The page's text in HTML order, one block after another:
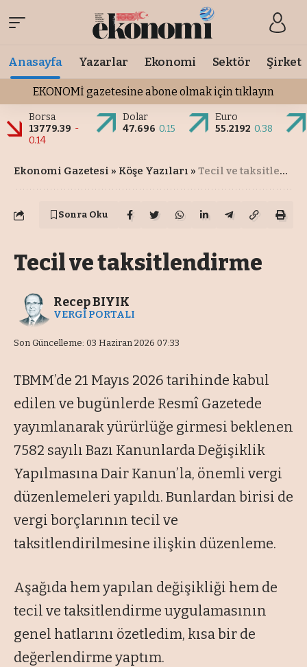
Anasayfa Yazarlar Ekonomi Sektör Şirket
EKONOMİ gazetesine abone olmak için tıklayın
Borsa
13779.39 -
0.14
Dolar
47.696 0.15
Euro
55.2192 0.38
Ekonomi Gazetesi » Köşe Yazıları » Tecil ve taksitlendirme
Sonra Oku
Tecil ve taksitlendirme
Son Güncelleme: 03 Haziran 2026 07:33
Recep BIYIK
VERGİ PORTALI
TBMM’de 21 Mayıs 2026 tarihinde kabul
edilen ve bugünlerde Resmî Gazetede
yayımlanarak yürürlüğe girmesi beklenen
7582 sayılı Bazı Kanunlarda Değişiklik
Yapılmasına Dair Kanun’la, önemli vergi
düzenlemeleri yapıldı. Bunlardan birisi de
vergi borçlarının tecil ve
taksitlendirilmesine ilişkin düzenleme.
Aşağıda hem yapılan değişikliği hem de
tecil ve taksitlendirme uygulamasının
genel hatlarını özetledim, kısa bir de
değerlendirme yaptım.